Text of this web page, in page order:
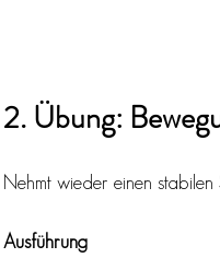
2. Übung:
Nehmt wieder einen
Ausführung